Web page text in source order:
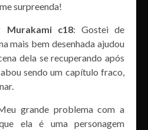
surpreenda!
Murakami c18: Gostei de
mais bem desenhada ajudou
dela se recuperando após
sendo um capítulo fraco,
grande problema com a
ela é uma personagem